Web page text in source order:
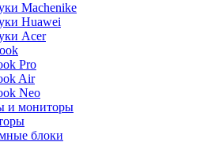
Machenike
Huawei
Acer
Pro
Air
Neo
и мониторы
блоки